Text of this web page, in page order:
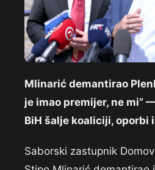
Mlinarić demantirao
je imao premijer, ne mi”
BiH šalje koaliciji, oporbi
Saborski zastupnik